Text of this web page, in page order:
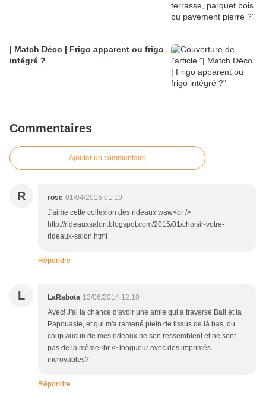
| Match Déco | Frigo apparent ou frigo
intégré ?
Commentaires
Ajouter un commentaire
R rose 01/04/2015 01:19
J'aime cette collexion des rideaux waw<br />
http://rideauxsalon.blogspot.com/2015/01/choisir-votre-
rideaux-salon.html
Répondre
L LaRabota 13/06/2014 12:10
Avec! J'ai la chance d'avoir une amie qui a traversé Bali et la
Papouasie, et qui m'a ramené plein de tissus de là bas, du
coup aucun de mes rideaux ne sen ressemblent et ne sont
pas de la même<br /> longueur avec des imprimés
incroyables?
Répondre